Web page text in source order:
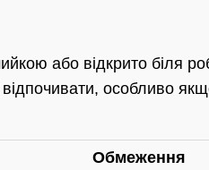
або відкрито біля
особливо
Обмеження